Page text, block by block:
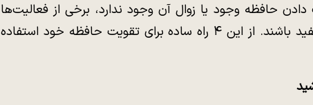
حافظه وجود یا زوال آن وجود ندارد، برخی از فعالیت‌ها
ممکن است برای حافظه شما مفید باشند. از این ۴ راه ساده برای تقویت حافظه خود استفاده